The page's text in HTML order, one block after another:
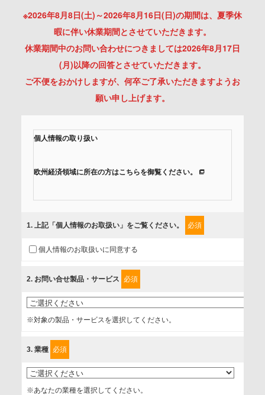
※2026年8月8日(土)～2026年8月16日(日)の期間は、夏季休
暇に伴い休業期間とさせていただきます。
休業期間中のお問い合わせにつきましては2026年8月17日
(月)以降の回答とさせていただきます。
ご不便をおかけしますが、何卒ご了承いただきますようお
願い申し上げます。
個人情報の取り扱い
欧州経済領域に所在の方はこちらを御覧ください。
組みを行っています。
に取扱い、これらで定める範囲内で、サービスの提供やご案
内等のために利用させていただいております。
情報を提供されるお客様（本人）に対して、情報の収集目
的、管理者、提供の有無、情報提供の任意性や権利について
確認し、当社への情報提供がお客様の懸念にならないよう
上げます。
事業者名
1. 上記「個人情報のお取扱い」をご覧ください。 必須
個人情報のお取扱いに同意する
2. お問い合せ製品・サービス 必須
※対象の製品・サービスを選択してください。
3. 業種 必須
※あなたの業種を選択してください。